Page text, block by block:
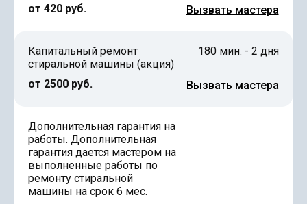
от 420 руб.
Вызвать мастера
Капитальный ремонт
стиральной машины (акция)
от 2500 руб.
180 мин. - 2 дня
Вызвать мастера
Дополнительная гарантия на
работы. Дополнительная
гарантия дается мастером на
выполненные работы по
ремонту стиральной
машины на срок 6 мес.